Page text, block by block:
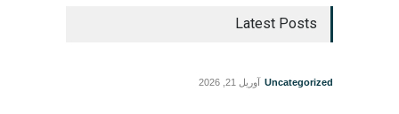
Latest Posts
Uncategorized آوریل 21, 2026